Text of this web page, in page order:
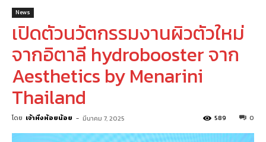
News
เปิดตัวนวัตกรรมงานผิวตัวใหม่
จากอิตาลี hydrobooster จาก
Aesthetics by Menarini
Thailand
โดย เจ้าหิ่งห้อยน้อย - มีนาคม 7, 2025 0
589